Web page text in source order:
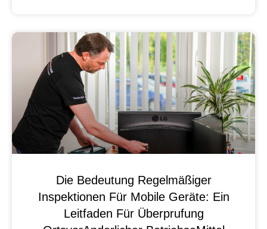
Die Bedeutung Regelmäßiger
Inspektionen Für Mobile Geräte: Ein
Leitfaden Für Überprufung